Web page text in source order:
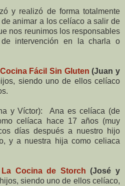
y realizó de forma totalmente
animar a los celíaco a salir de
nos reunimos los responsables
intervención en la charla o
Cocina Fácil Sin Gluten (Juan y
siendo uno de ellos celíaco
y Víctor): Ana es celíaca (de
celíaca hace 17 años (muy
días después a nuestro hijo
y a nuestra hija como celiaca
La Cocina de Storch(José y
siendo uno de ellos celíaco,